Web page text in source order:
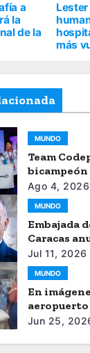
Lester
más
a
la
de la
MUNDO
Team
bicampeón
2026
Ago 4, 2026
MUNDO
Embajada
Caracas
ayuda
Jul 11, 2026
MUNDO
En
aeropuerto
los sismos
Jun 25,